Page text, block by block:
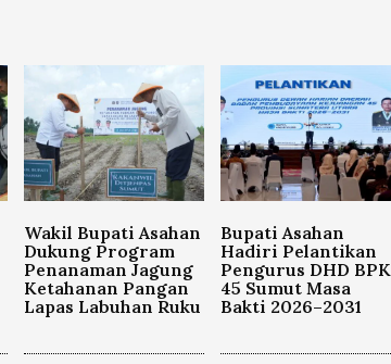
Wakil Bupati Asahan
Dukung Program
Penanaman Jagung
Ketahanan Pangan
Lapas Labuhan Ruku
Bupati Asahan
Hadiri Pelantikan
Pengurus DHD BPK
45 Sumut Masa
Bakti 2026–2031